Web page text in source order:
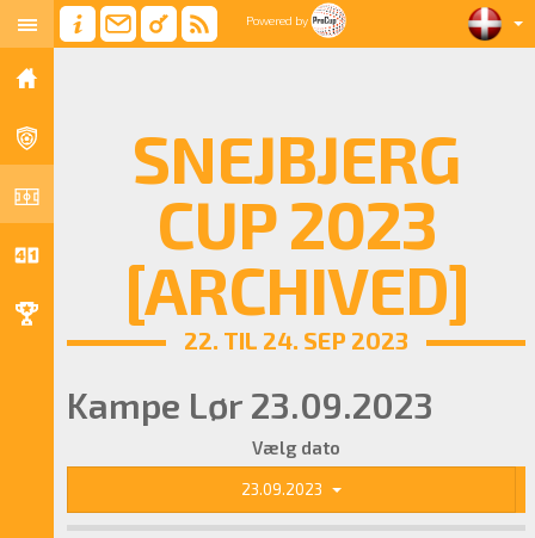
Powered by
SNEJBJERG
CUP 2023
[ARCHIVED]
22. TIL 24. SEP 2023
Kampe Lør 23.09.2023
Vælg dato
23.09.2023